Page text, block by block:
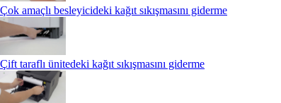
Çok amaçlı besleyicideki kağıt sıkışmasını giderme
Çift taraflı ünitedeki kağıt sıkışmasını giderme